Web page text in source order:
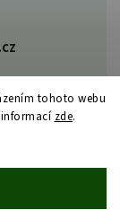
tohoto webu
zde.